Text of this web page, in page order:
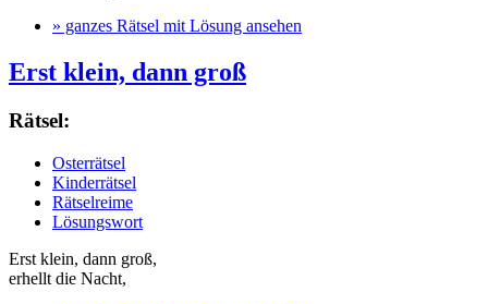
» ganzes Rätsel mit Lösung ansehen
Erst klein, dann groß
Rätsel:
Osterrätsel
Kinderrätsel
Rätselreime
Lösungswort
Erst klein, dann groß,
erhellt die Nacht,